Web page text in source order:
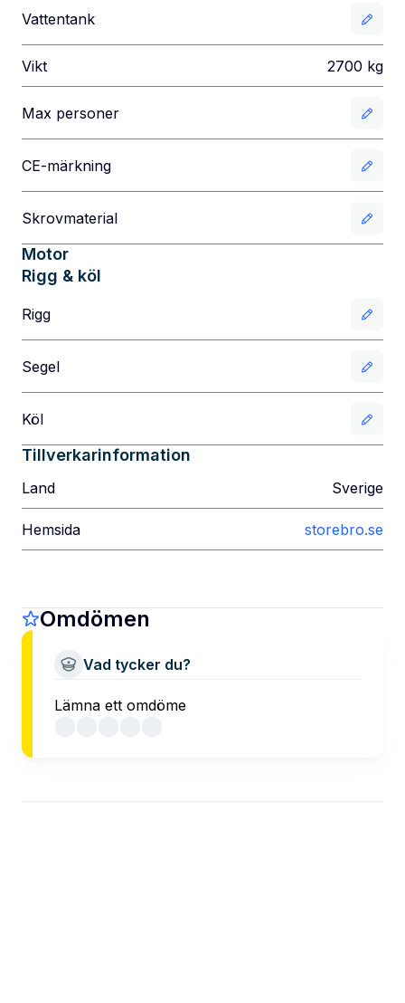
Vattentank
Vikt 2700 kg
Max personer
CE-märkning
Skrovmaterial
Motor
Rigg & köl
Rigg
Segel
Köl
Tillverkarinformation
Land Sverige
Hemsida storebro.se
Omdömen
Vad tycker du?
Lämna ett omdöme